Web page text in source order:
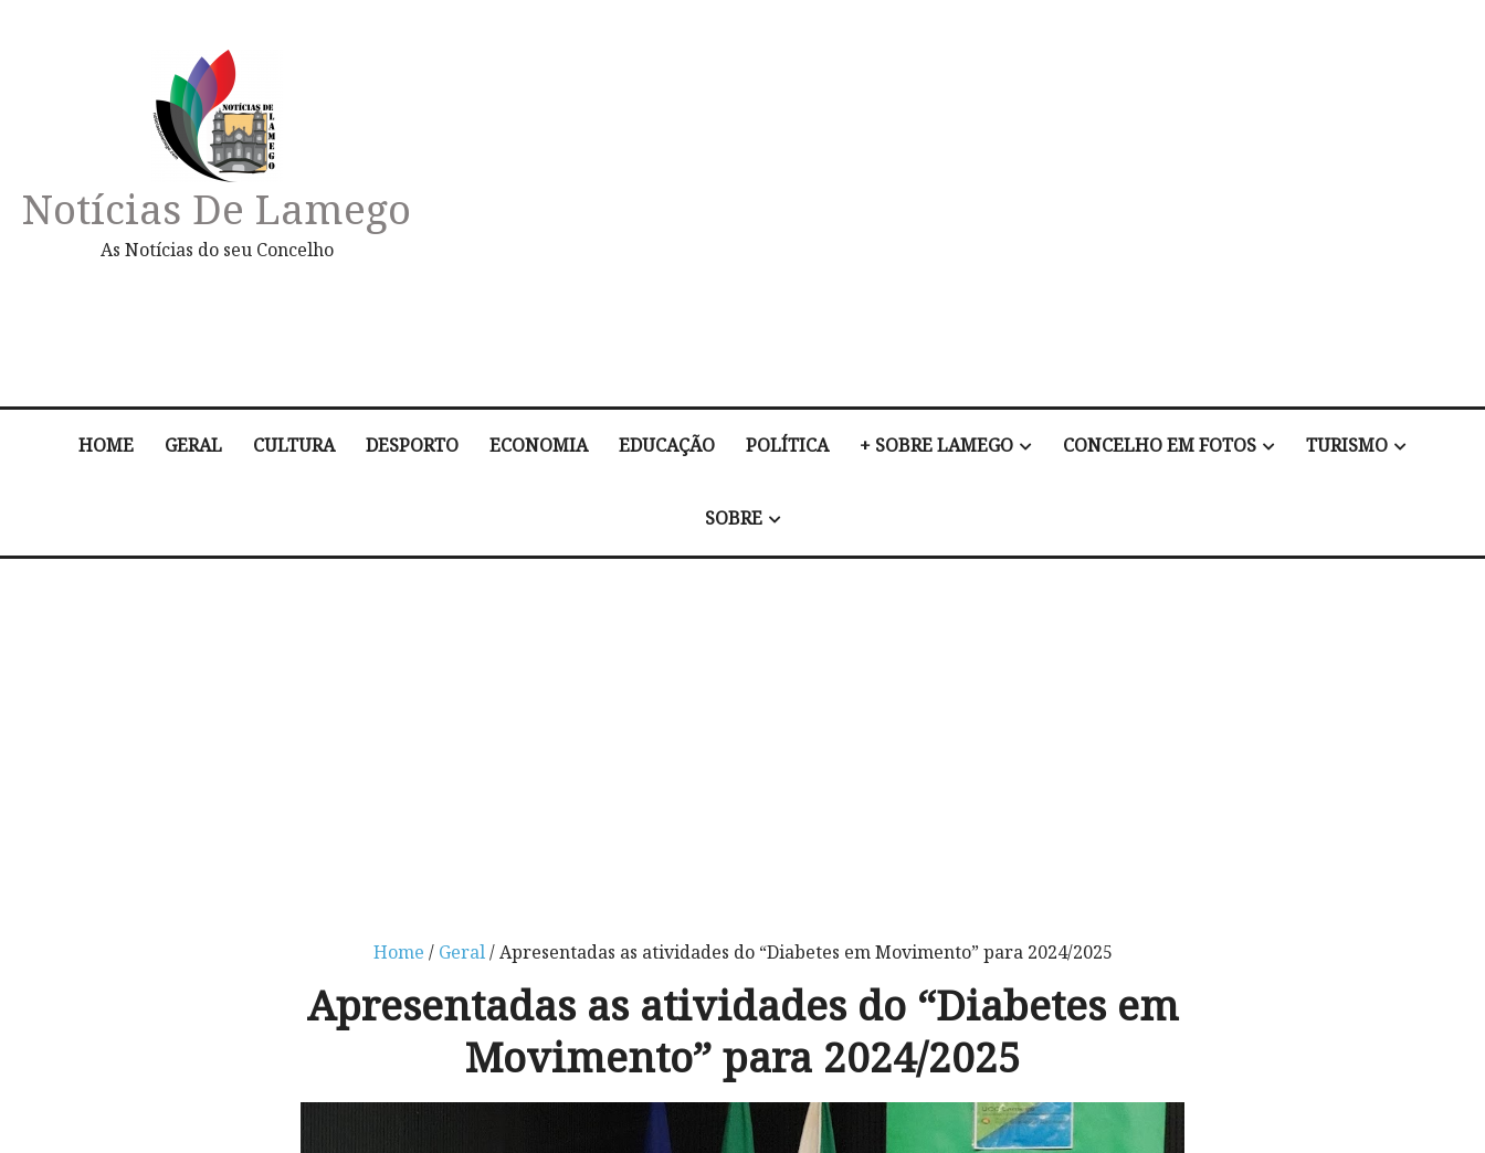
Notícias De Lamego
As Notícias do seu Concelho
HOME GERAL CULTURA DESPORTO ECONOMIA EDUCAÇÃO POLÍTICA + SOBRE LAMEGO CONCELHO EM FOTOS TURISMO
SOBRE
Home / Geral/ Apresentadas as atividades do “Diabetes em Movimento” para 2024/2025
Apresentadas as atividades do “Diabetes em
Movimento” para 2024/2025